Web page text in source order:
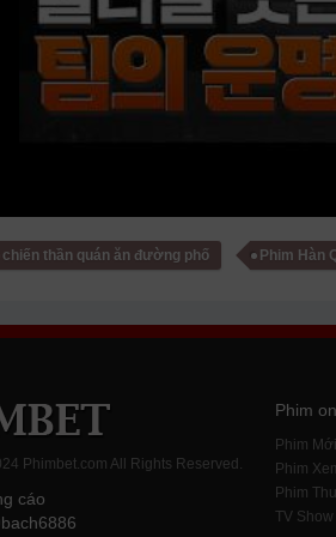
chiến thần quán ăn đường phố Phim Hàn
Phimbet.com All Rights Reserved.
cáo
Phim
Phim Mới
Phim
Phim
TV Show